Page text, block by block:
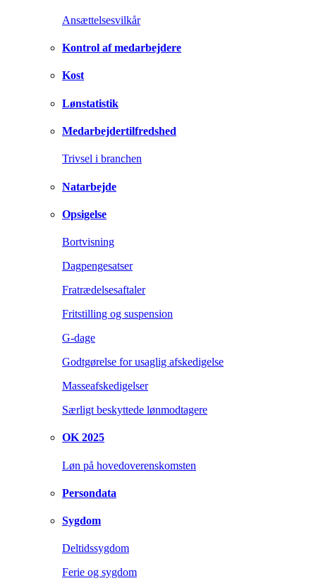
Ansættelsesvilkår
Kontrol af medarbejdere
Kost
Lønstatistik
Medarbejdertilfredshed
Trivsel i branchen
Natarbejde
Opsigelse
Bortvisning
Dagpengesatser
Fratrædelsesaftaler
Fritstilling og suspension
G-dage
Godtgørelse for usaglig afskedigelse
Masseafskedigelser
Særligt beskyttede lønmodtagere
OK 2025
Løn på hovedoverenskomsten
Persondata
Sygdom
Deltidssygdom
Ferie og sygdom